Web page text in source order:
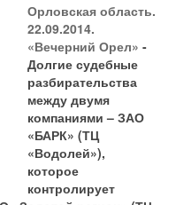
Орловская область.
22.09.2014.
«Вечерний Орел» -
Долгие судебные
разбирательства
между двумя
компаниями – ЗАО
«БАРК» (ТЦ
«Водолей»),
которое
контролирует